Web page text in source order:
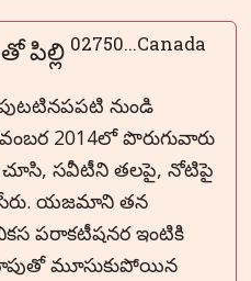
పిల్లి 02750...Canada
నుండి
2014లో పొరుగువారు
సవీటీని తలపై, నోటిపై
యజమాని తన
పరాకటీషనర ఇంటికి
మూసుకుపోయిన